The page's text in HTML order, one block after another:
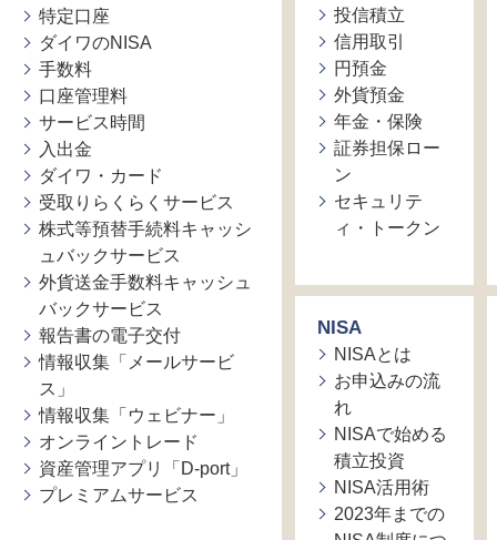
特定口座
ダイワのNISA
手数料
口座管理料
サービス時間
入出金
ダイワ・カード
受取りらくらくサービス
株式等預替手続料キャッシ
ュバックサービス
外貨送金手数料キャッシュ
バックサービス
報告書の電子交付
情報収集「メールサービ
ス」
情報収集「ウェビナー」
オンライントレード
資産管理アプリ「D-port」
プレミアムサービス
投信積立
信用取引
円預金
外貨預金
年金・保険
証券担保ロー
ン
セキュリテ
ィ・トークン
NISA
NISAとは
お申込みの流
れ
NISAで始める
積立投資
NISA活用術
2023年までの